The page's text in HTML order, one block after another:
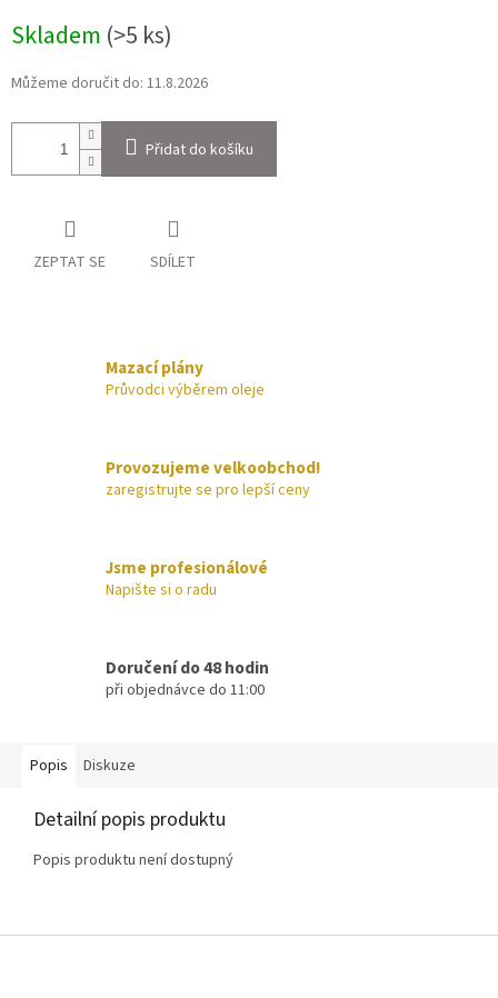
cena:
Skladem (>5 ks)
Můžeme doručit do: 11.8.2026
Přidat do košíku
ZEPTAT SE SDÍLET
Mazací plány
Průvodci výběrem oleje
Provozujeme velkoobchod!
zaregistrujte se pro lepší ceny
Jsme profesionálové
Napište si o radu
Doručení do 48 hodin
při objednávce do 11:00
Popis Diskuze
Detailní popis produktu
Popis produktu není dostupný
Z